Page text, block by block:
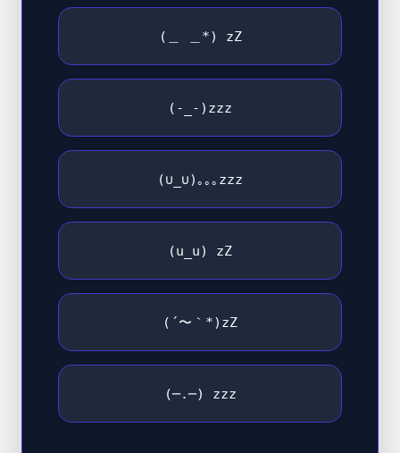
(＿ ＿*) zZ
(-_-)zzz
(∪_∪)｡｡｡zzz
(u_u) zZ
(´〜｀*)zZ
(─.─) zzz